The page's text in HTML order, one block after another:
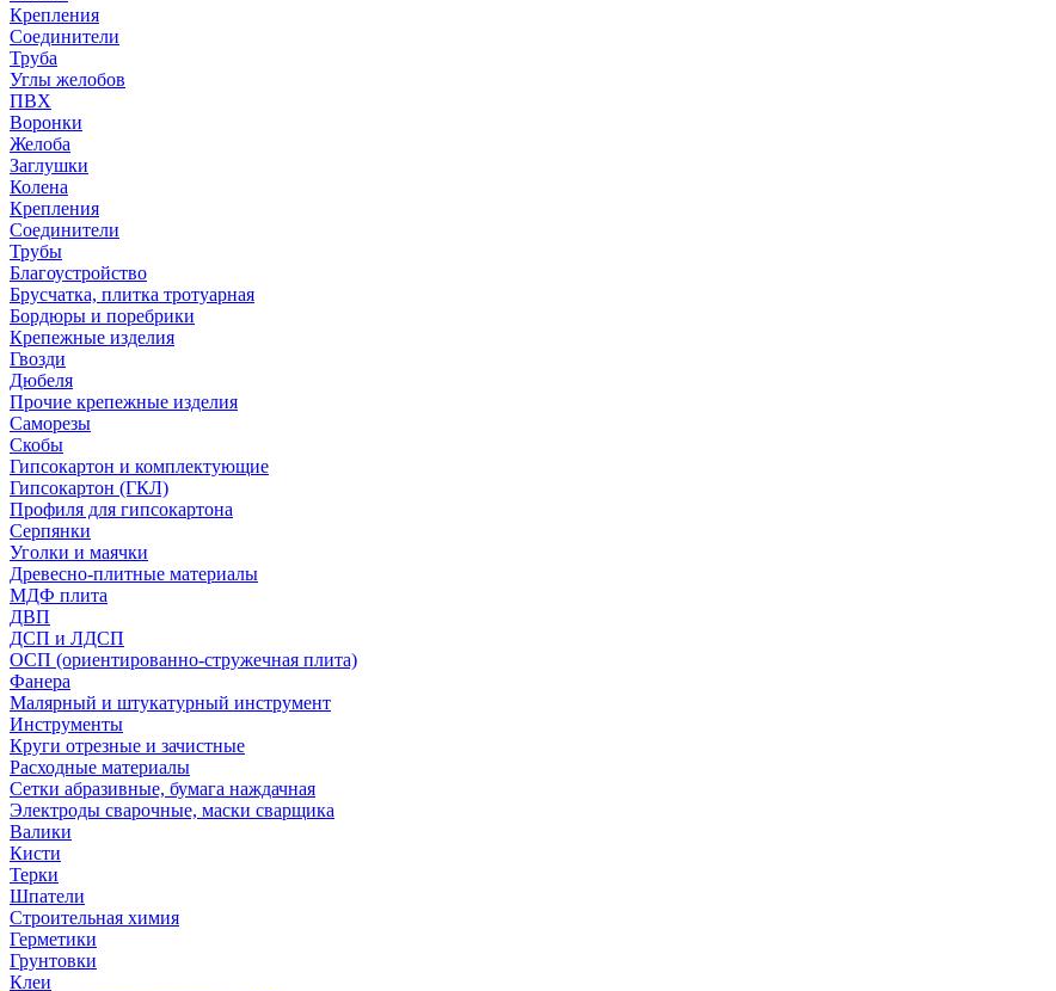
Крепления
Соединители
Труба
Углы желобов
ПВХ
Воронки
Желоба
Заглушки
Колена
Крепления
Соединители
Трубы
Благоустройство
Брусчатка, плитка тротуарная
Бордюры и поребрики
Крепежные изделия
Гвозди
Дюбеля
Прочие крепежные изделия
Саморезы
Скобы
Гипсокартон и комплектующие
Гипсокартон (ГКЛ)
Профиля для гипсокартона
Серпянки
Уголки и маячки
Древесно-плитные материалы
МДФ плита
ДВП
ДСП и ЛДСП
ОСП (ориентированно-стружечная плита)
Фанера
Малярный и штукатурный инструмент
Инструменты
Круги отрезные и зачистные
Расходные материалы
Сетки абразивные, бумага наждачная
Электроды сварочные, маски сварщика
Валики
Кисти
Терки
Шпатели
Строительная химия
Герметики
Грунтовки
Клеи